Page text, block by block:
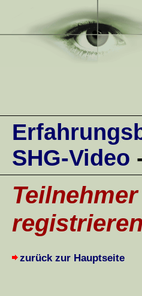
SHG-Video
zurück zur Hauptseite